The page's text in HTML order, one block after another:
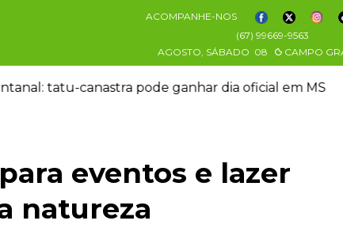
ACOMPANHE-NOS
(67) 99669-9563
AGOSTO, SÁBADO 08 CAMPO
Família pede justiça por eletricista morto
eventos e lazer
natureza